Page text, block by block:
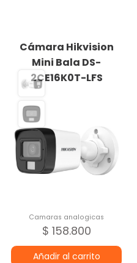
Cámara Hikvision
Mini Bala DS-
2CE16K0T-LFS
Camaras analogicas
$ 158.800
Añadir al carrito